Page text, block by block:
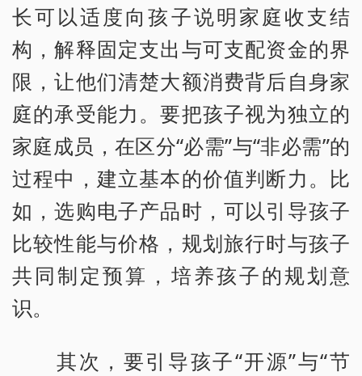
长可以适度向孩子说明家庭收支结
构，解释固定支出与可支配资金的界
限，让他们清楚大额消费背后自身家
庭的承受能力。要把孩子视为独立的
家庭成员，在区分“必需”与“非必需”的
过程中，建立基本的价值判断力。比
如，选购电子产品时，可以引导孩子
比较性能与价格，规划旅行时与孩子
共同制定预算，培养孩子的规划意
识。
其次，要引导孩子“开源”与“节